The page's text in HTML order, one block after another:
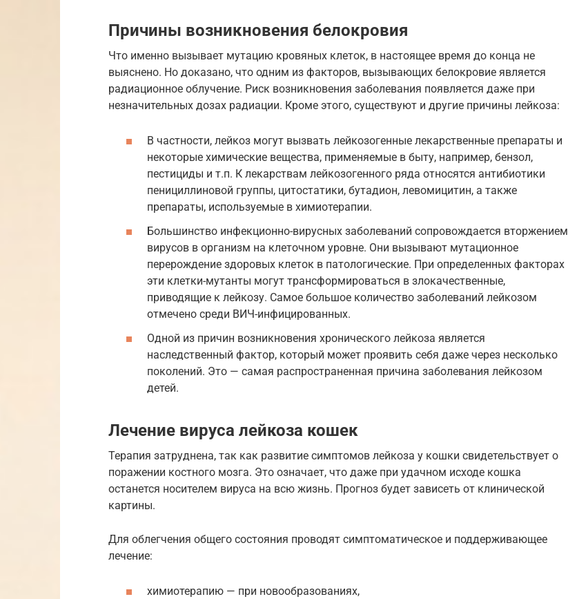
Причины возникновения белокровия
Что именно вызывает мутацию кровяных клеток, в настоящее время до конца не
выяснено. Но доказано, что одним из факторов, вызывающих белокровие является
радиационное облучение. Риск возникновения заболевания появляется даже при
незначительных дозах радиации. Кроме этого, существуют и другие причины лейкоза:
В частности, лейкоз могут вызвать лейкозогенные лекарственные препараты и
некоторые химические вещества, применяемые в быту, например, бензол,
пестициды и т.п. К лекарствам лейкозогенного ряда относятся антибиотики
пенициллиновой группы, цитостатики, бутадион, левомицитин, а также
препараты, используемые в химиотерапии.
Большинство инфекционно-вирусных заболеваний сопровождается вторжением
вирусов в организм на клеточном уровне. Они вызывают мутационное
перерождение здоровых клеток в патологические. При определенных факторах
эти клетки-мутанты могут трансформироваться в злокачественные,
приводящие к лейкозу. Самое большое количество заболеваний лейкозом
отмечено среди ВИЧ-инфицированных.
Одной из причин возникновения хронического лейкоза является
наследственный фактор, который может проявить себя даже через несколько
поколений. Это — самая распространенная причина заболевания лейкозом
детей.
Лечение вируса лейкоза кошек
Терапия затруднена, так как развитие симптомов лейкоза у кошки свидетельствует о
поражении костного мозга. Это означает, что даже при удачном исходе кошка
останется носителем вируса на всю жизнь. Прогноз будет зависеть от клинической
картины.
Для облегчения общего состояния проводят симптоматическое и поддерживающее
лечение:
химиотерапию — при новообразованиях,